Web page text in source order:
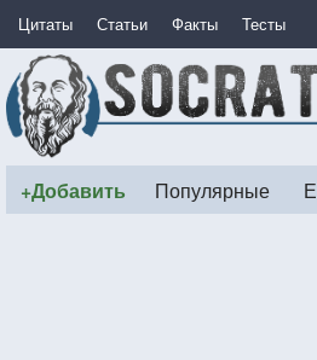
Цитаты Статьи Факты Тесты
+Добавить Популярные